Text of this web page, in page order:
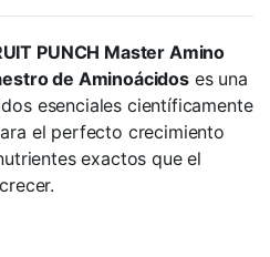
PUNCH Master Amino
de Aminoácidoses una
esenciales científicamente
el perfecto crecimiento
exactos que el